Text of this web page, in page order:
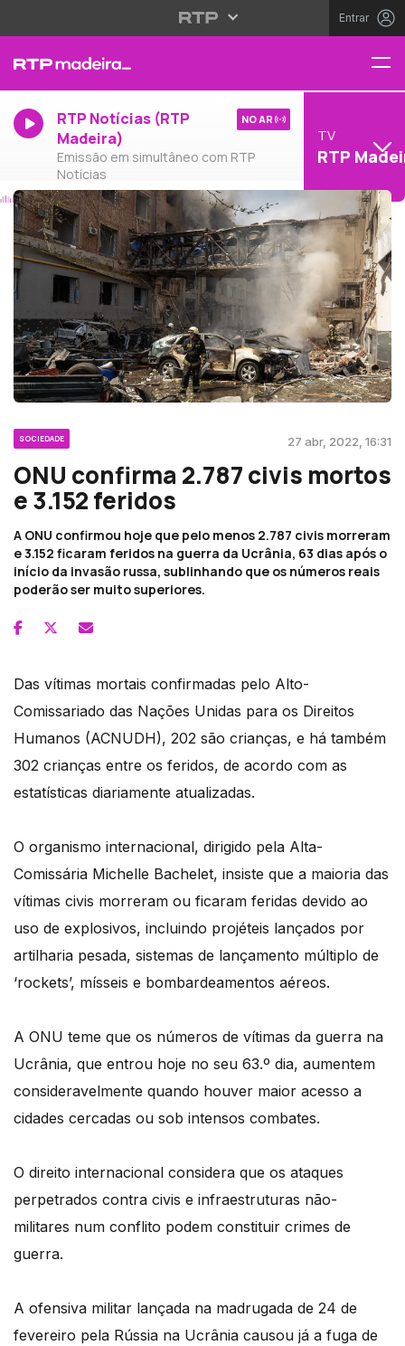
Entrar
RTP Notícias (RTP
Madeira)
Emissão em simultâneo com RTP
Notícias
NO AR
TV
RTP
SOCIEDADE 27 abr, 2022, 16:31
ONU confirma 2.787 civis mortos
e 3.152 feridos
A ONU confirmou hoje que pelo menos 2.787 civis morreram
e 3.152 ficaram feridos na guerra da Ucrânia, 63 dias após o
início da invasão russa, sublinhando que os números reais
poderão ser muito superiores.
Das vítimas mortais confirmadas pelo Alto-
Comissariado das Nações Unidas para os Direitos
Humanos (ACNUDH), 202 são crianças, e há também
302 crianças entre os feridos, de acordo com as
estatísticas diariamente atualizadas.
O organismo internacional, dirigido pela Alta-
Comissária Michelle Bachelet, insiste que a maioria das
vítimas civis morreram ou ficaram feridas devido ao
uso de explosivos, incluindo projéteis lançados por
artilharia pesada, sistemas de lançamento múltiplo de
‘rockets’, mísseis e bombardeamentos aéreos.
A ONU teme que os números de vítimas da guerra na
Ucrânia, que entrou hoje no seu 63.º dia, aumentem
consideravelmente quando houver maior acesso a
cidades cercadas ou sob intensos combates.
O direito internacional considera que os ataques
perpetrados contra civis e infraestruturas não-
militares num conflito podem constituir crimes de
guerra.
A ofensiva militar lançada na madrugada de 24 de
fevereiro pela Rússia na Ucrânia causou já a fuga de